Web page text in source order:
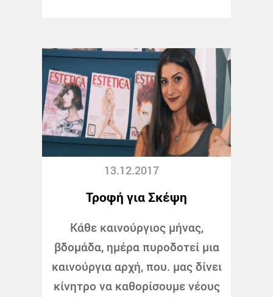
13.12.2017
Τροφή για Σκέψη
Κάθε καινούργιος μήνας,
βδομάδα, ημέρα πυροδοτεί μια
καινούργια αρχή, που. μας δίνει
κίνητρο να καθορίσουμε νέους